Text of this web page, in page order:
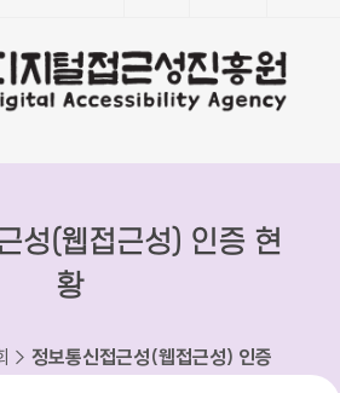
성(웹접근성) 인증 현
황
> 정보통신접근성(웹접근성) 인증